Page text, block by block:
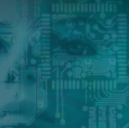
SOC y NOC: el corazón de la
la era digital
JUNIO, 2026
Introducen un enfoque proactivo
ciberataques en México
ABRIL, 2019